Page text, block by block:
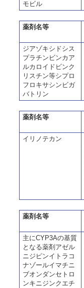
モビル
薬剤名等
ジアゾキシドシス
プラチンビンカア
ルカロイドビンク
リスチン等シプロ
フロキサシンビガ
バトリン
薬剤名等
イリノテカン
薬剤名等
主にCYP3Aの基質
となる薬剤アゼル
ニジピンイトラコ
ナゾールイマチニ
ブオンダンセトロ
ンキニジンクエチ